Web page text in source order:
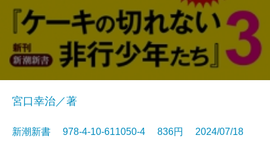
宮口幸治／著
新潮新書 978-4-10-611050-4 836円 2024/07/18